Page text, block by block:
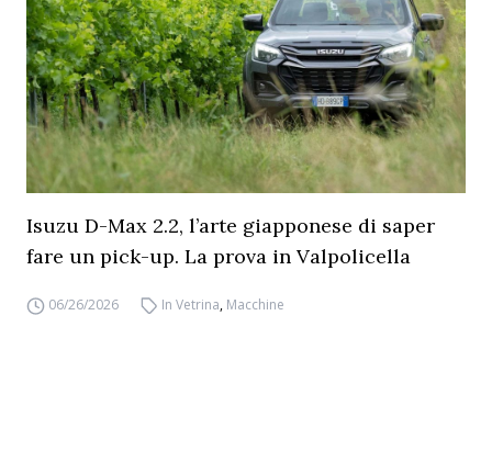
Isuzu D-Max 2.2, l’arte giapponese di saper
fare un pick-up. La prova in Valpolicella
06/26/2026 In Vetrina, Macchine